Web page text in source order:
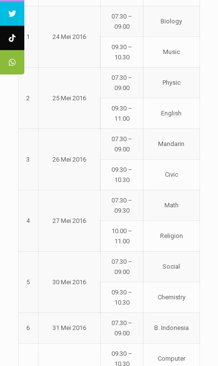
1 24 Mei 2016
07.30 –
09.00
Biology
09.30 –
10.30
Music
2 25 Mei 2016
07.30 –
09.00
Physic
09.30 –
11.00
English
3 26 Mei 2016
07.30 –
09.00
Mandarin
09.30 –
10.30
Civic
4 27 Mei 2016
07.30 –
09.30
Math
10.00 –
11.00
Religion
5 30 Mei 2016
07.30 –
09.00
Social
09.30 –
10.30
Chemistry
6 31 Mei 2016
07.30 –
09.00
B. Indonesia
09.30 –
10.30
Computer